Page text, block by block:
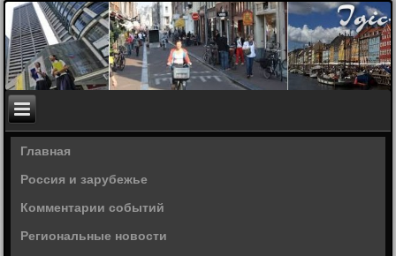
Главная
Россия и зарубежье
Комментарии событий
Региональные новости